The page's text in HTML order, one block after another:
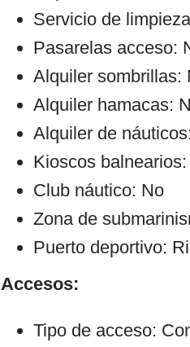
Servicio de
Pasarelas acceso:
Alquiler sombrillas:
Alquiler hamacas:
Alquiler de
Kioscos
Club náutico: No
Zona de
Puerto deportivo:
Accesos:
Tipo de acceso: